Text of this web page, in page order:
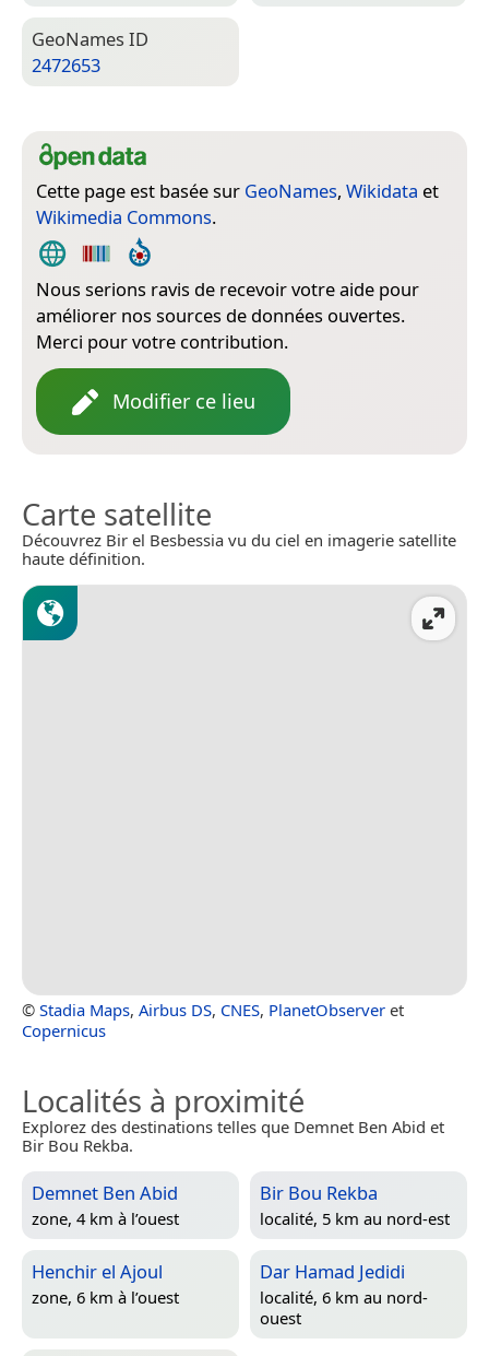
Geo­Names ID
2472653
Cette page est basée sur GeoNames, Wikidata et
Wikimedia Commons.
Nous serions ravis de recevoir votre aide pour
améliorer nos sources de données ouvertes.
Merci pour votre contribution.
Modifier ce lieu
Carte satellite
Découvrez Bir el Besbessia vu du ciel en imagerie satellite
haute définition.
© Stadia Maps, Airbus DS, CNES, PlanetObserver et
Copernicus
Localités à proximité
Explorez des destinations telles que Demnet Ben Abid et
Bir Bou Rekba.
Demnet Ben Abid
zone, 4 km à l’ouest
Bir Bou Rekba
localité, 5 km au nord-est
Henchir el Ajoul
zone, 6 km à l’ouest
Dar Hamad Jedidi
localité, 6 km au nord-
ouest